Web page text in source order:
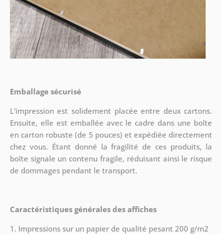
Emballage sécurisé
L'impression est solidement placée entre deux cartons.
Ensuite, elle est emballée avec le cadre dans une boîte
en carton robuste (de 5 pouces) et expédiée directement
chez vous. Étant donné la fragilité de ces produits, la
boîte signale un contenu fragile, réduisant ainsi le risque
de dommages pendant le transport.
Caractéristiques générales des affiches
1. Impressions sur un papier de qualité pesant 200 g/m2